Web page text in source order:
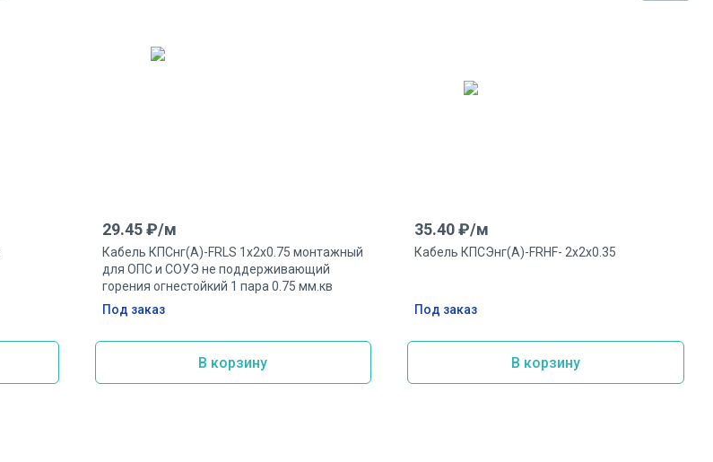
29.45 ₽/м
Кабель КПСнг(А)-FRLS 1х2х0.75 монтажный
для ОПС и СОУЭ не поддерживающий
горения огнестойкий 1 пара 0.75 мм.кв
Под заказ
В корзину
35.40 ₽/м
Кабель КПСЭнг(А)-FRHF- 2х2х0.35
Под заказ
В корзину